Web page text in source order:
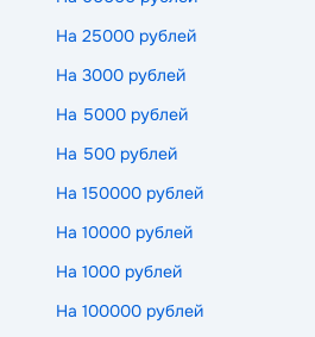
На 25000 рублей
На 3000 рублей
На 5000 рублей
На 500 рублей
На 150000 рублей
На 10000 рублей
На 1000 рублей
На 100000 рублей